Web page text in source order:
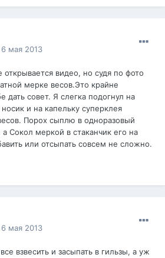
6 мая 2013
видео, но судя по фото
мерке весов.Это крайне
дать совет. Я слегка подогнул на
и на капельку суперклея
Порох сыплю в одноразовый
а Сокол меркой в стаканчик его на
или отсыпать совсем не сложно.
6 мая 2013
взвесить и засыпать в гильзы, а уж